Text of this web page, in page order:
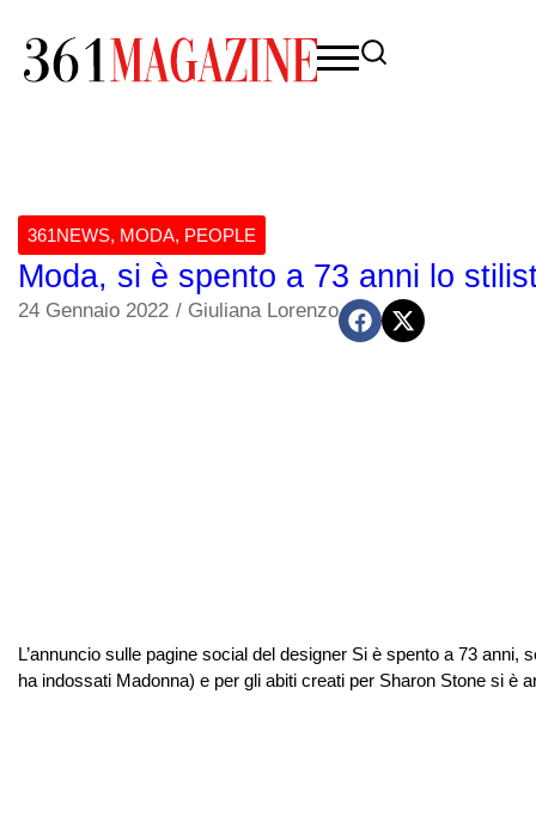
361NEWS, MODA, PEOPLE
Moda, si è spento a 73 anni lo
24 Gennaio 2022 / Giuliana Lorenzo
L’annuncio sulle pagine social del designer Si è spento a 73
ha indossati Madonna) e per gli abiti creati per Sharon Stone si è